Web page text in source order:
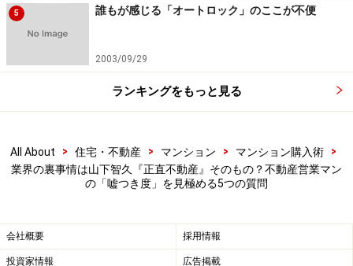
不動産営業マンの「正直度」「嘘つき度」
を見極める5つの質問
そこで、営業マンの「正直度」「嘘つき度」が見極めら
れるよう、5つの質問を考えてみました。各項目は筆者
えている人は、商談時、以下の質問を活用してリスクヘ
ッジに努めてください。
か？
5 誰もが感じる「オートロック」のここが不便
2003/09/29
ランキングをもっと見る
All About > 住宅・不動産 > マンション > マンション購入術
>
業界の裏事情は山下智久『正直不動産』そのもの？不動産営業マン
の「嘘つき度」を見極める5つの質問
会社概要 採用情報
投資家情報 広告掲載